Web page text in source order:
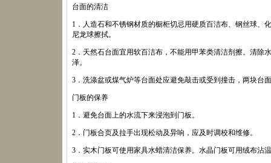
台面的清洁
1．人造石和不锈钢材质的橱柜切忌用硬质百洁布、钢丝球、
尼龙球擦拭。
2．天然石台面宜用软百洁布，不能用甲苯类清洁剂擦。清除
泽。
3．洗涤盆或煤气炉等台面处应避免敲击或受到撞击，两块台
门板的保养
1．避免台面上的水流下来浸泡到门板。
2．门板合页及拉手出现松动及异响，应及时调校和维修。
3．实木门板可使用家具水蜡清洁保养。水晶门板可用绒布沾